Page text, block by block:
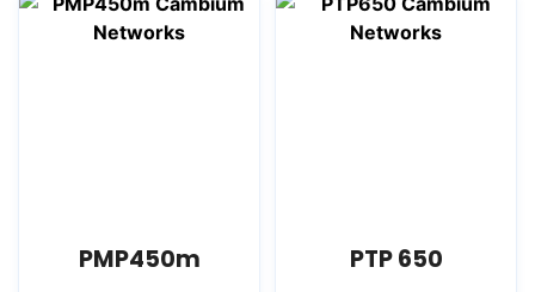
PMP450m PTP 650